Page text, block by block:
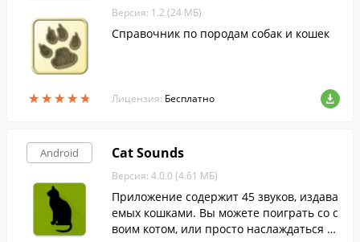
★★★★★
★★★★★
Версия: 1.2 (24 МБ)
Справочник по породам собак и кошек
Лицензия: Бесплатно
Android Cat Sounds
Версия: 4.0.0 (4.61 МБ)
Приложение содержит 45 звуков, издава
емых кошками. Вы можете поиграть со с
воим котом, или просто наслаждаться эт